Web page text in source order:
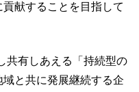
献することを目指して
共有しあえる「持続型の
と共に発展継続する企